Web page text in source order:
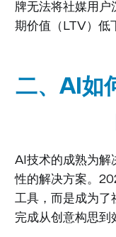
牌无法将社媒用户
期价值（LTV）低
二、AI如
AI技术的成熟为解
性的解决方案。
工具，而是成为
完成从创意构思到